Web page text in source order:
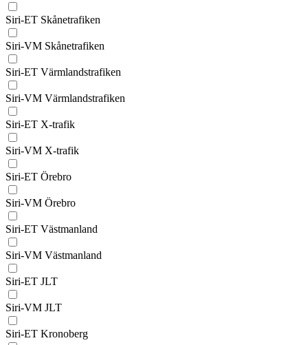
Siri-ET Skånetrafiken
Siri-VM Skånetrafiken
Siri-ET Värmlandstrafiken
Siri-VM Värmlandstrafiken
Siri-ET X-trafik
Siri-VM X-trafik
Siri-ET Örebro
Siri-VM Örebro
Siri-ET Västmanland
Siri-VM Västmanland
Siri-ET JLT
Siri-VM JLT
Siri-ET Kronoberg